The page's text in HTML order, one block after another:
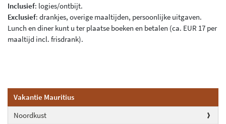
Vakantie Mauritius
Noordkust
Inclusief: logies/ontbijt.
Exclusief: drankjes, overige maaltijden, persoonlijke uitgaven.
Lunch en diner kunt u ter plaatse boeken en betalen (ca. EUR 17 per
maaltijd incl. frisdrank).